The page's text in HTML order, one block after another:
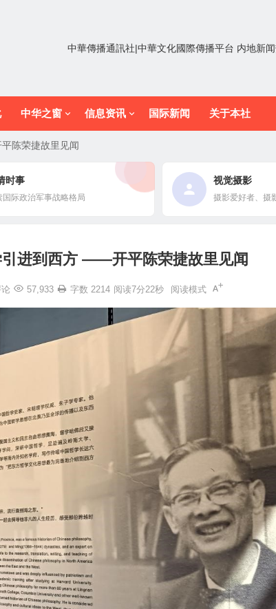
中華傳播通訊社|中華文化國際傳播平台 内地新
中华之窗 信息资讯 国际新闻 关于本社
陈荣捷故里见闻
时事
国际政治军事战略格局
视觉摄影
摄影爱好者、摄
引进到西方 ——开平陈荣捷故里见闻
57,933 字数 2214 阅读7分22秒 阅读模式